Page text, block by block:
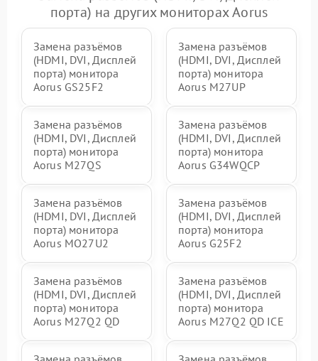
порта) на других мониторах Aorus
Замена разъёмов
(HDMI, DVI, Дисплей
порта) монитора
Aorus GS25F2
Замена разъёмов
(HDMI, DVI, Дисплей
порта) монитора
Aorus M27UP
Замена разъёмов
(HDMI, DVI, Дисплей
порта) монитора
Aorus M27QS
Замена разъёмов
(HDMI, DVI, Дисплей
порта) монитора
Aorus G34WQCP
Замена разъёмов
(HDMI, DVI, Дисплей
порта) монитора
Aorus MO27U2
Замена разъёмов
(HDMI, DVI, Дисплей
порта) монитора
Aorus G25F2
Замена разъёмов
(HDMI, DVI, Дисплей
порта) монитора
Aorus M27Q2 QD
Замена разъёмов
(HDMI, DVI, Дисплей
порта) монитора
Aorus M27Q2 QD ICE